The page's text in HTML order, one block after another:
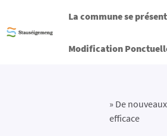
La commune se
Modification Ponctuelle
» De
efficace